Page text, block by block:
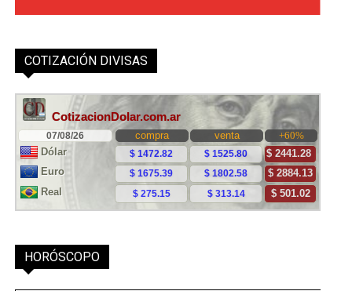
COTIZACIÓN DIVISAS
HORÓSCOPO